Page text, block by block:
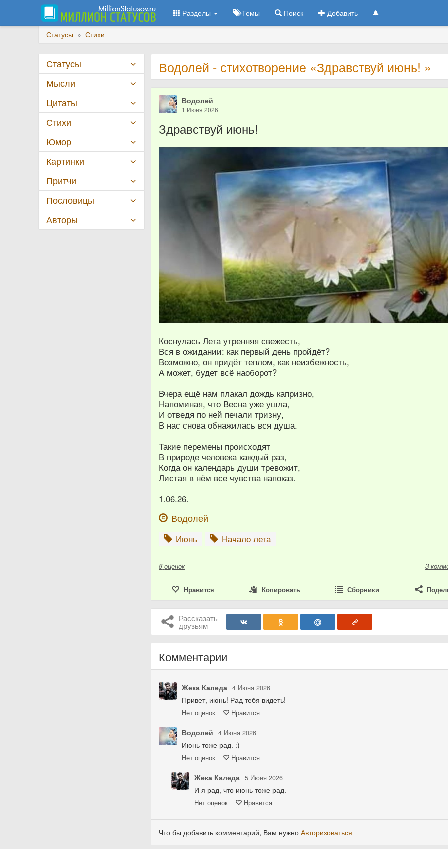
Разделы Темы Поиск Добавить
Статусы » Стихи
Водолей - стихотворение «Здравствуй июнь! »
Водолей
1 Июня 2026
Здравствуй июнь!
Коснулась Лета утренняя свежесть,
Вся в ожидании: как первый день пройдёт?
Возможно, он придёт теплом, как неизбежность,
А может, будет всё наоборот?
Вчера ещё нам плакал дождь капризно,
Напоминая, что Весна уже ушла,
И отведя по ней печали тризну,
В нас снова обнажилась вся душа.
Такие перемены происходят
В природе человека каждый раз,
Когда он календарь души тревожит,
Листая в нём все чувства напоказ.
1.06.26.
Водолей
Июнь Начало лета
8 оценок 3
Нравится Копировать Сборники
Рассказать
друзьям
Комментарии
Жека Каледа 4 Июня 2026
Привет, июнь! Рад тебя видеть!
Нет оценок Нравится
Водолей 4 Июня 2026
Июнь тоже рад. :)
Нет оценок Нравится
Жека Каледа 5 Июня 2026
И я рад, что июнь тоже рад.
Нет оценок Нравится
Что бы добавить комментарий, Вам нужноАвторизоваться
Статусы
Мысли
Цитаты
Стихи
Юмор
Картинки
Притчи
Пословицы
Авторы